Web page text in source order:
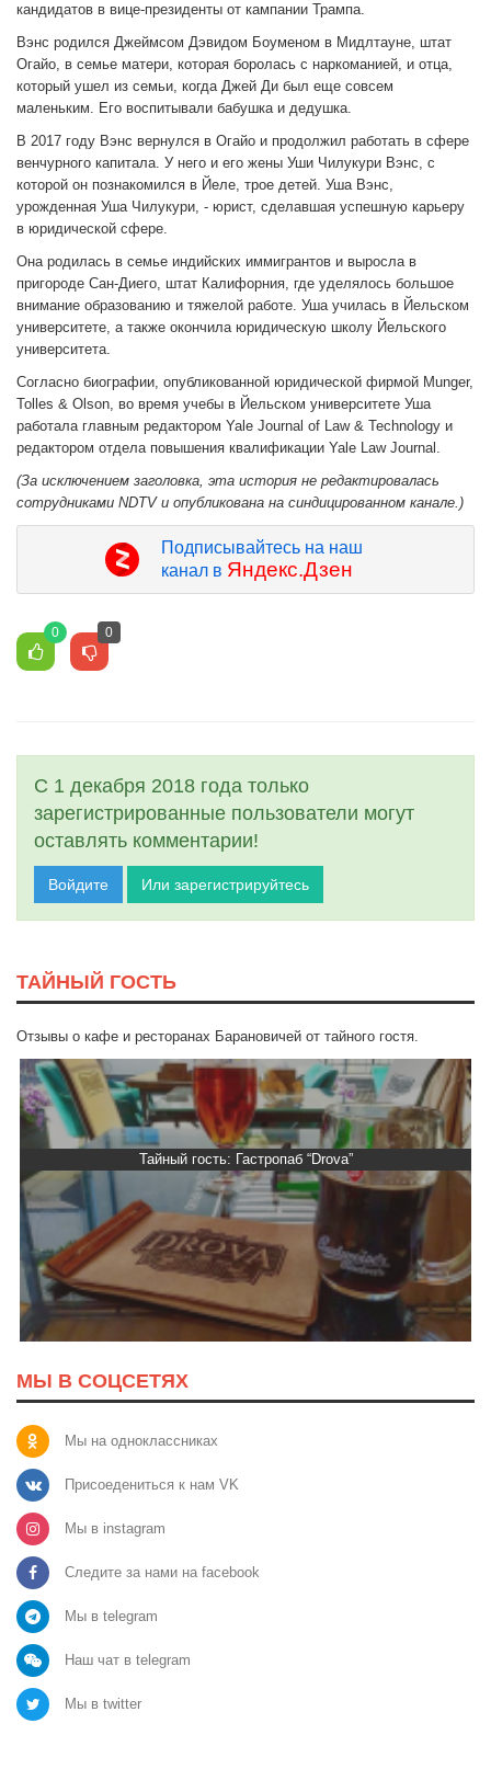
кандидатов в вице-президенты от кампании Трампа.
Вэнс родился Джеймсом Дэвидом Боуменом в Мидлтауне, штат
Огайо, в семье матери, которая боролась с наркоманией, и отца,
который ушел из семьи, когда Джей Ди был еще совсем
маленьким. Его воспитывали бабушка и дедушка.
В 2017 году Вэнс вернулся в Огайо и продолжил работать в сфере
венчурного капитала. У него и его жены Уши Чилукури Вэнс, с
которой он познакомился в Йеле, трое детей. Уша Вэнс,
урожденная Уша Чилукури, - юрист, сделавшая успешную карьеру
в юридической сфере.
Она родилась в семье индийских иммигрантов и выросла в
пригороде Сан-Диего, штат Калифорния, где уделялось большое
внимание образованию и тяжелой работе. Уша училась в Йельском
университете, а также окончила юридическую школу Йельского
университета.
Согласно биографии, опубликованной юридической фирмой Munger,
Tolles & Olson, во время учебы в Йельском университете Уша
работала главным редактором Yale Journal of Law & Technology и
редактором отдела повышения квалификации Yale Law Journal.
(За исключением заголовка, эта история не редактировалась
сотрудниками NDTV и опубликована на синдицированном канале.)
Подписывайтесь на наш
канал в Яндекс.Дзен
0 0
С 1 декабря 2018 года только
зарегистрированные пользователи могут
оставлять комментарии!
Войдите Или зарегистрируйтесь
ТАЙНЫЙ ГОСТЬ
Отзывы о кафе и ресторанах Барановичей от тайного гостя.
Тайный гость: Гастропаб “Drova”
МЫ В СОЦСЕТЯХ
Мы на одноклассниках
Присоедениться к нам VK
Мы в instagram
Следите за нами на facebook
Мы в telegram
Наш чат в telegram
Мы в twitter